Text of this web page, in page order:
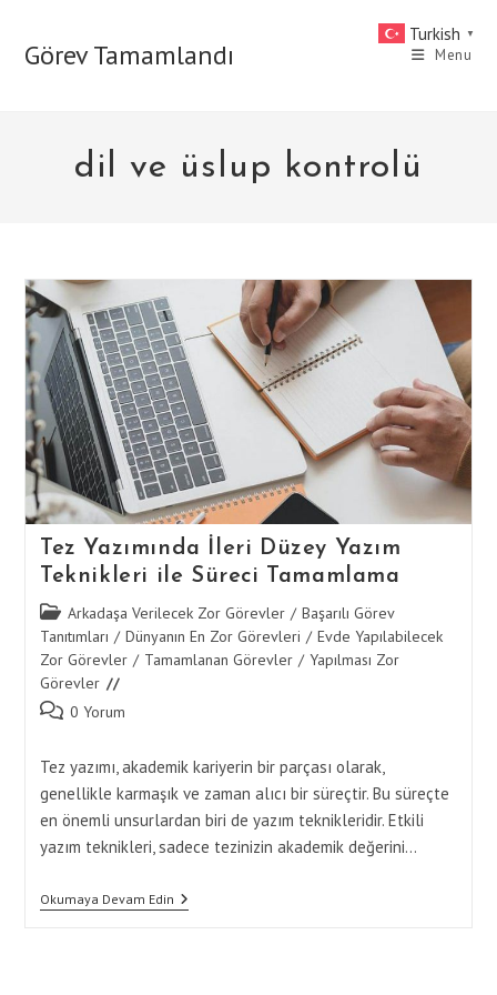
contentGörev Tamamlandı Menu
dil ve üslup kontrolü
Tez Yazımında İleri Düzey Yazım
Teknikleri ile Süreci Tamamlama
Post
category:
Arkadaşa Verilecek Zor Görevler / Başarılı Görev
Tanıtımları / Dünyanın En Zor Görevleri / Evde Yapılabilecek
Zor Görevler / Tamamlanan Görevler / Yapılması Zor
Görevler
Post 0 Yorum
Tez yazımı, akademik kariyerin bir parçası olarak,
genellikle karmaşık ve zaman alıcı bir süreçtir. Bu süreçte
en önemli unsurlardan biri de yazım teknikleridir. Etkili
yazım teknikleri, sadece tezinizin akademik değerini…
Okumaya Devam EdinTez
Yazımında
Turkish ▼